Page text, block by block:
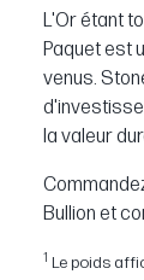
L'Or étant
Paquet est
venus.
la valeur
Bullion et
1 Le poids